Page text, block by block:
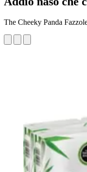
The Cheeky Panda